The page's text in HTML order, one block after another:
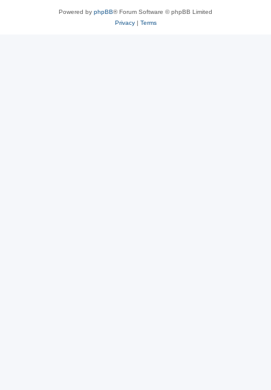
Powered by phpBB® Forum Software © phpBB Limited
Privacy| Terms